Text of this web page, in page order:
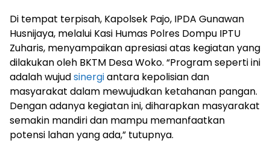
Di tempat terpisah, Kapolsek Pajo, IPDA Gunawan
Husnijaya, melalui Kasi Humas Polres Dompu IPTU
Zuharis, menyampaikan apresiasi atas kegiatan yang
dilakukan oleh BKTM Desa Woko. “Program seperti ini
adalah wujudsinergiantara kepolisian dan
masyarakat dalam mewujudkan ketahanan pangan.
Dengan adanya kegiatan ini, diharapkan masyarakat
semakin mandiri dan mampu memanfaatkan
potensi lahan yang ada,” tutupnya.